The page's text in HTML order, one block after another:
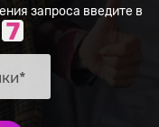
запроса введите в